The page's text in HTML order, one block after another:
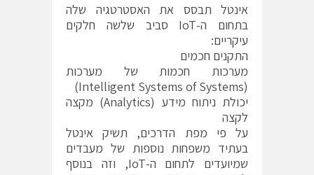
אינטל תבסס את האסטרטגיה שלה
בתחום ה-IoT סביב שלשה חלקים
עיקריים:
התקנים חכמים
מערכות חכמות של מערכות
(Intelligent Systems of Systems)
יכולת ניתוח מידע (Analytics) מקצה
לקצה
על פי מפת הדרכים, תשיק אינטל
בעתיד משפחות נוספות של מעבדים
שמיועדים לתחום ה-IoT, וזה בנוסף